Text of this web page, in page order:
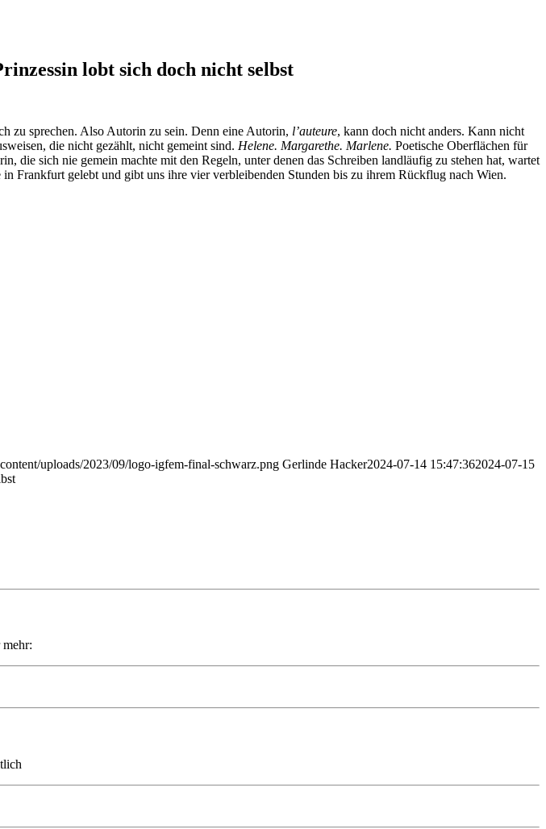
lobt sich doch nicht selbst
zu sprechen. Also Autorin zu sein. Denn eine Autorin, l’auteure, kann doch nicht anders. Kann nicht
die nicht gezählt, nicht gemeint sind. Helene. Margarethe. Marlene. Poetische Ober­flächen für
sich nie gemein machte mit den Regeln, unter denen das Schreiben landläufig zu stehen hat, wartet
Frankfurt gelebt und gibt uns ihre vier verblei­benden Stunden bis zu ihrem Rück­flug nach Wien.
uploads/2023/09/logo-igfem-final-schwarz.png Gerlinde Hacker2024-07-14 15:47:362024-07-15